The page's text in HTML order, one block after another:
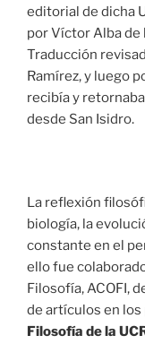
editorial de dicha
por Víctor Alba de
Traducción
Ramírez, y luego
recibía y
desde San Isidro.
La reflexión
biología, la
constante en el
ello fue
Filosofía, ACOFI,
de artículos en
Filosofía de la